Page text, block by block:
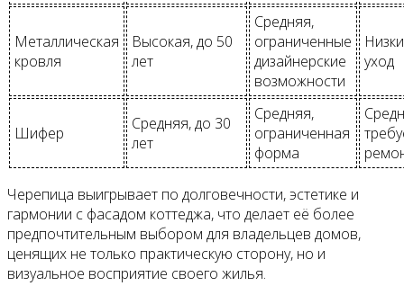
Металлическая
кровля
Высокая, до 50
лет
Средняя,
ограниченные
дизайнерские
возможности
уход
Шифер
Средняя, до 30
лет
Средняя,
ограниченная
форма
Черепица выигрывает по долговечности, эстетике и
гармонии с фасадом коттеджа, что делает её более
предпочтительным выбором для владельцев домов,
ценящих не только практическую сторону, но и
визуальное восприятие своего жилья.